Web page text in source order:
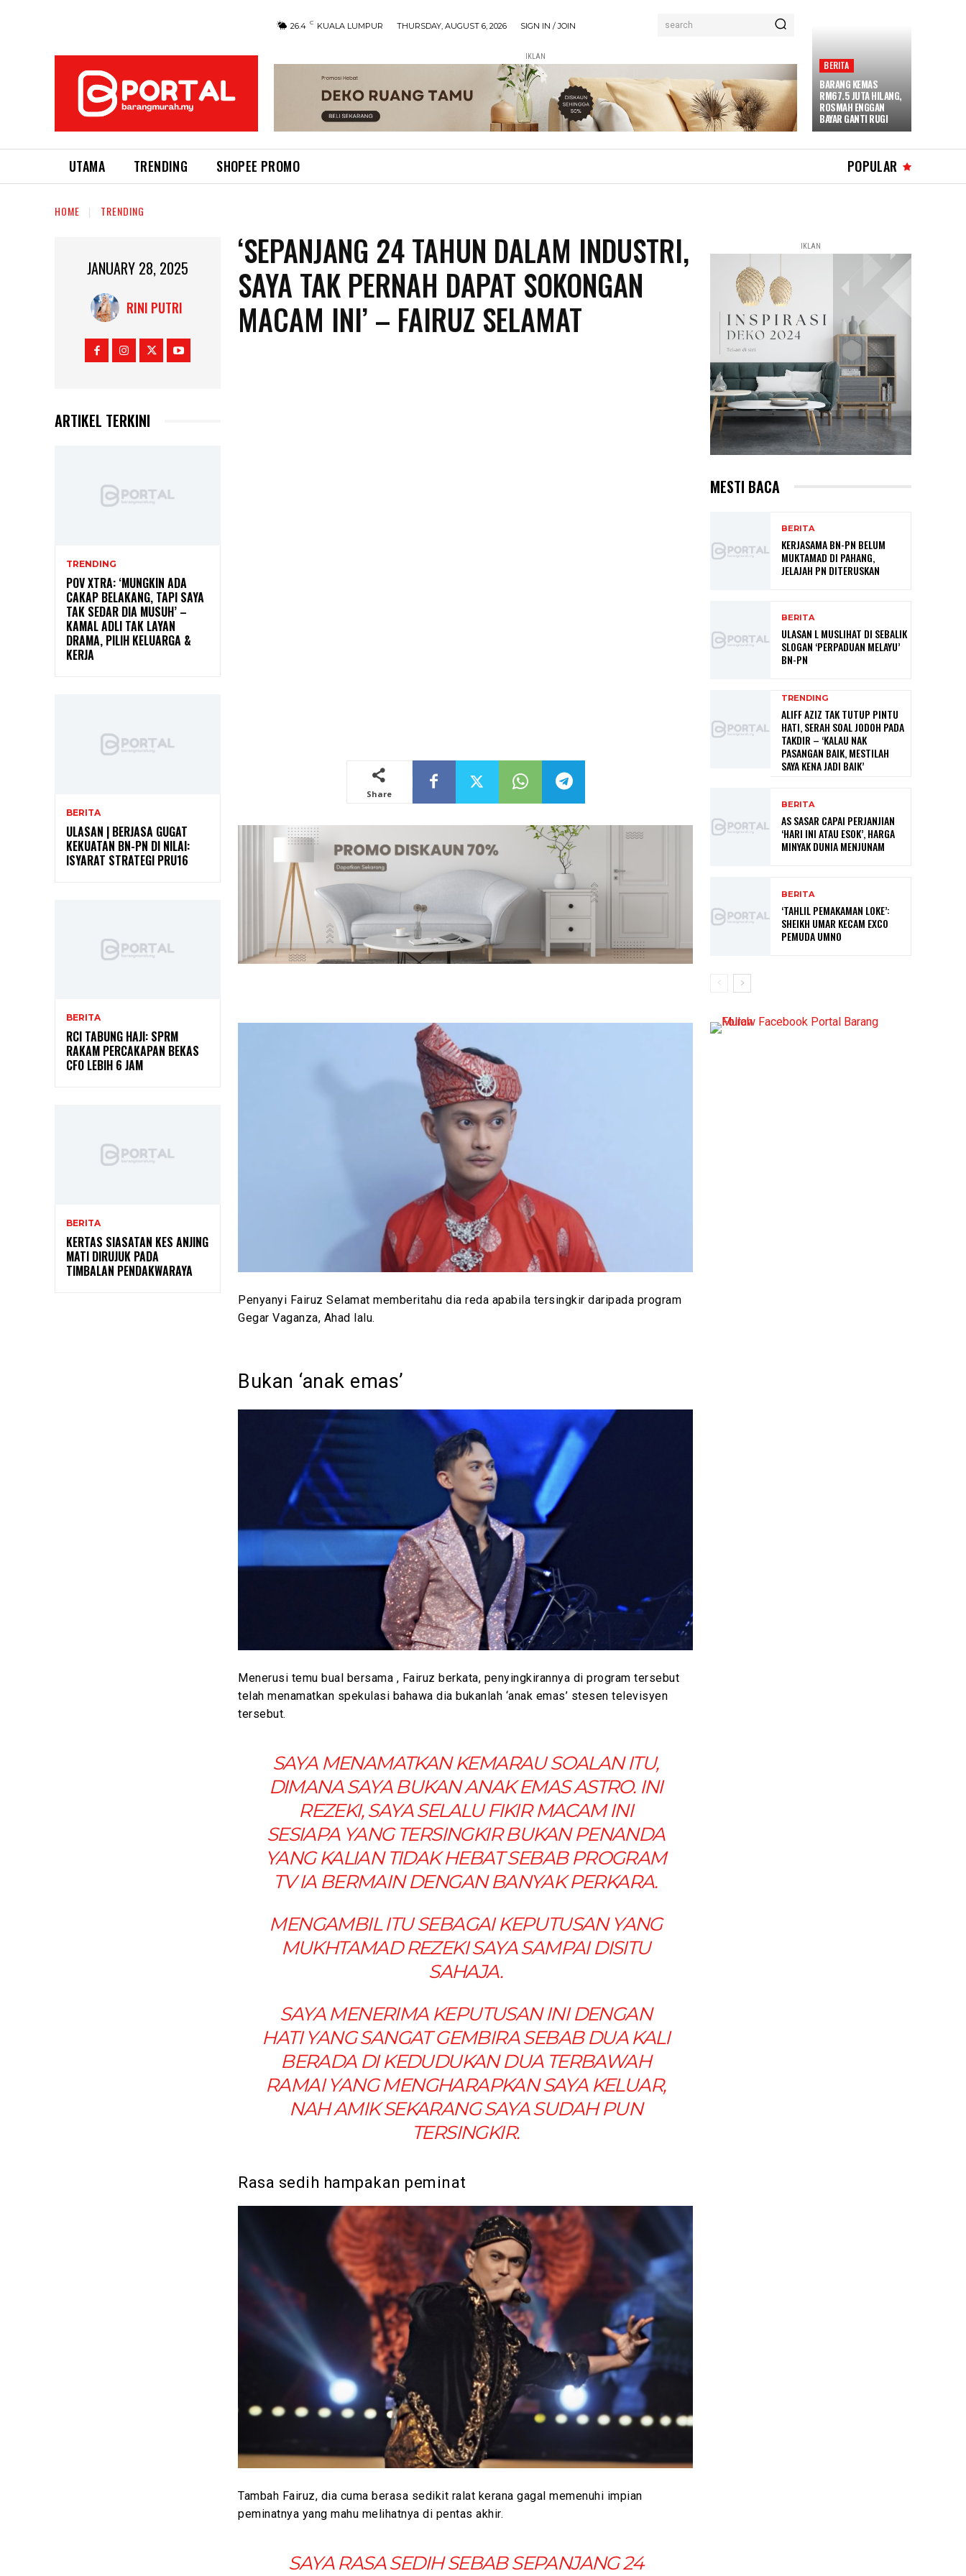
26.4 C KUALA LUMPUR THURSDAY, AUGUST 6, 2026 SIGN IN / JOIN search
IKLAN
BERITA
BARANG KEMAS
RM67.5 JUTA HILANG,
ROSMAH ENGGAN
BAYAR GANTI RUGI
UTAMA TRENDING SHOPEE PROMO POPULAR
HOME TRENDING
JANUARY 28, 2025
RINI PUTRI
ARTIKEL TERKINI
TRENDING
POV XTRA: ‘MUNGKIN ADA
CAKAP BELAKANG, TAPI SAYA
TAK SEDAR DIA MUSUH’ –
KAMAL ADLI TAK LAYAN
DRAMA, PILIH KELUARGA &
KERJA
BERITA
ULASAN | BERJASA GUGAT
KEKUATAN BN-PN DI NILAI:
ISYARAT STRATEGI PRU16
BERITA
RCI TABUNG HAJI: SPRM
RAKAM PERCAKAPAN BEKAS
CFO LEBIH 6 JAM
BERITA
KERTAS SIASATAN KES ANJING
MATI DIRUJUK PADA
TIMBALAN PENDAKWARAYA
‘SEPANJANG 24 TAHUN DALAM INDUSTRI,
SAYA TAK PERNAH DAPAT SOKONGAN
MACAM INI’ – FAIRUZ SELAMAT
Share
Penyanyi Fairuz Selamat memberitahu dia reda apabila tersingkir daripada program
Gegar Vaganza, Ahad lalu.
Bukan ‘anak emas’
Menerusi temu bual bersama , Fairuz berkata, penyingkirannya di program tersebut
telah menamatkan spekulasi bahawa dia bukanlah ‘anak emas’ stesen televisyen
tersebut.
SAYA MENAMATKAN KEMARAU SOALAN ITU,
DIMANA SAYA BUKAN ANAK EMAS ASTRO. INI
REZEKI, SAYA SELALU FIKIR MACAM INI
SESIAPA YANG TERSINGKIR BUKAN PENANDA
YANG KALIAN TIDAK HEBAT SEBAB PROGRAM
TV IA BERMAIN DENGAN BANYAK PERKARA.
MENGAMBIL ITU SEBAGAI KEPUTUSAN YANG
MUKHTAMAD REZEKI SAYA SAMPAI DISITU
SAHAJA.
SAYA MENERIMA KEPUTUSAN INI DENGAN
HATI YANG SANGAT GEMBIRA SEBAB DUA KALI
BERADA DI KEDUDUKAN DUA TERBAWAH
RAMAI YANG MENGHARAPKAN SAYA KELUAR,
NAH AMIK SEKARANG SAYA SUDAH PUN
TERSINGKIR.
Rasa sedih hampakan peminat
Tambah Fairuz, dia cuma berasa sedikit ralat kerana gagal memenuhi impian
peminatnya yang mahu melihatnya di pentas akhir.
SAYA RASA SEDIH SEBAB SEPANJANG 24
IKLAN
MESTI BACA
BERITA
KERJASAMA BN-PN BELUM
MUKTAMAD DI PAHANG,
JELAJAH PN DITERUSKAN
BERITA
ULASAN L MUSLIHAT DI SEBALIK
SLOGAN ‘PERPADUAN MELAYU’
BN-PN
TRENDING
ALIFF AZIZ TAK TUTUP PINTU
HATI, SERAH SOAL JODOH PADA
TAKDIR – ‘KALAU NAK
PASANGAN BAIK, MESTILAH
SAYA KENA JADI BAIK’
BERITA
AS SASAR CAPAI PERJANJIAN
‘HARI INI ATAU ESOK’, HARGA
MINYAK DUNIA MENJUNAM
BERITA
‘TAHLIL PEMAKAMAN LOKE’:
SHEIKH UMAR KECAM EXCO
PEMUDA UMNO